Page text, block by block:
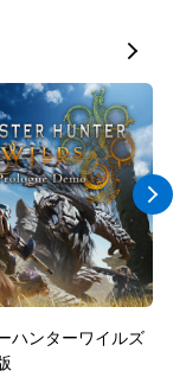
べ
て
示
ハンターワイルズ